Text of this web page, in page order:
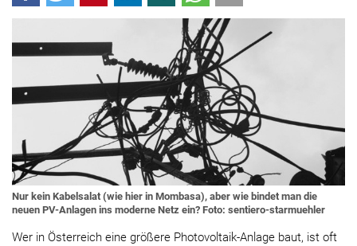
Nur kein Kabelsalat (wie hier in Mombasa), aber wie bindet man die
neuen PV-Anlagen ins moderne Netz ein? Foto: sentiero-starmuehler
Wer in Österreich eine größere Photovoltaik-Anlage baut, ist oft